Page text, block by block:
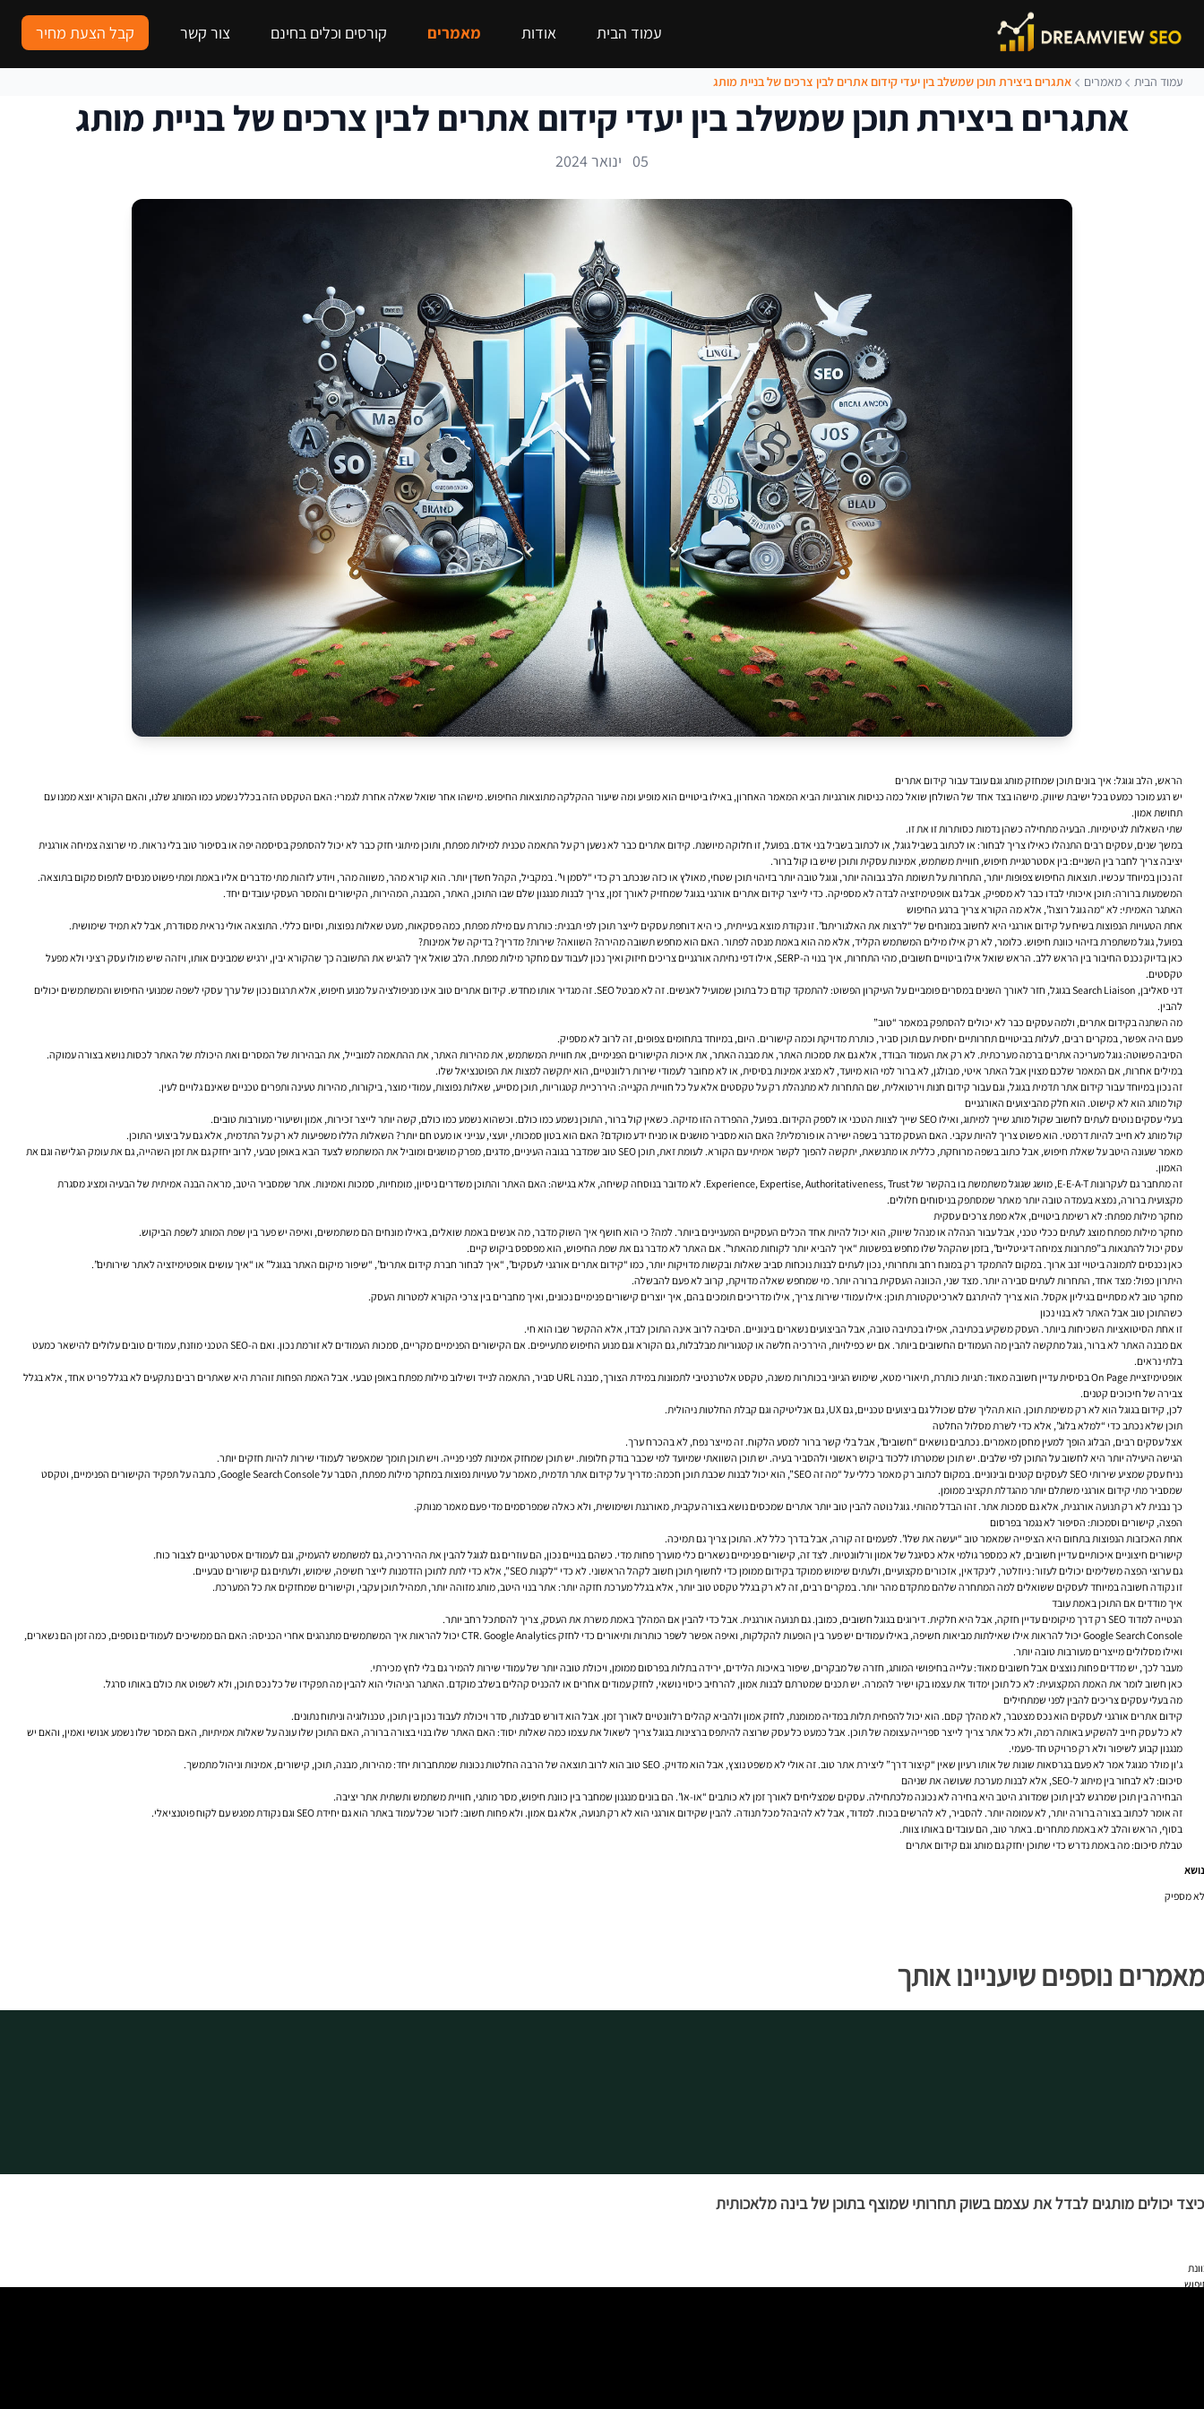
עמוד הבית אודות מאמרים קורסים וכלים בחינם צור קשר קבל הצעת מחיר
עמוד הבית מאמרים אתגרים ביצירת תוכן שמשלב בין יעדי קידום אתרים לבין צרכים של בניית מותג
אתגרים ביצירת תוכן שמשלב בין יעדי קידום אתרים לבין צרכים של בניית מותג
05 ינואר 2024
הראש, הלב וגוגל: איך בונים תוכן שמחזק מותג וגם עובד עבור קידום אתרים
יש רגע מוכר כמעט בכל ישיבת שיווק. מישהו בצד אחד של השולחן שואל כמה כניסות אורגניות הביא המאמר האחרון, באילו ביטויים הוא מופיע ומה שיעור ההקלקה מתוצאות החיפוש. מישהו אחר שואל שאלה אחרת לגמרי: האם הטקסט הזה בכלל נשמע כמו המותג שלנו, והאם הקורא יוצא ממנו עם
תחושת אמון.
שתי השאלות לגיטימיות. הבעיה מתחילה כשהן נדמות כסותרות זו את זו.
במשך שנים, עסקים רבים התנהלו כאילו צריך לבחור: או לכתוב בשביל גוגל, או לכתוב בשביל בני אדם. בפועל, זו חלוקה מיושנת. קידום אתרים כבר לא נשען רק על התאמה טכנית למילות מפתח, ותוכן מיתוגי חזק כבר לא יכול להסתפק בסיסמה יפה או בסיפור טוב בלי נראות. מי שרוצה צמיחה אורגנית
יציבה צריך לחבר בין השניים: בין אסטרטגיית חיפוש, חוויית משתמש, אמינות עסקית ותוכן שיש בו קול ברור.
זה נכון במיוחד עכשיו. תוצאות החיפוש צפופות יותר, התחרות על תשומת הלב גבוהה יותר, וגוגל טובה יותר בזיהוי תוכן שטחי, מאולץ או כזה שנכתב רק כדי “לסמן וי”. במקביל, הקהל חשדן יותר. הוא קורא מהר, משווה מהר, ויודע לזהות מתי מדברים אליו באמת ומתי פשוט מנסים לתפוס מקום בתוצאה.
המשמעות ברורה: תוכן איכותי לבדו כבר לא מספיק, אבל גם אופטימיזציה לבדה לא מספיקה. כדי לייצר קידום אתרים אורגני בגוגל שמחזיק לאורך זמן, צריך לבנות מנגנון שלם שבו התוכן, האתר, המבנה, המהירות, הקישורים והמסר העסקי עובדים יחד.
האתגר האמיתי: לא “מה גוגל רוצה”, אלא מה הקורא צריך ברגע החיפוש
אחת הטעויות הנפוצות בשיח על קידום אורגני היא לחשוב במונחים של “לרצות את האלגוריתם”. זו נקודת מוצא בעייתית, כי היא דוחפת עסקים לייצר תוכן לפי תבנית: כותרת עם מילת מפתח, כמה פסקאות, מעט שאלות נפוצות, וסיום כללי. התוצאה אולי נראית מסודרת, אבל לא תמיד שימושית.
בפועל, גוגל משתפרת בזיהוי כוונת חיפוש. כלומר, לא רק אילו מילים המשתמש הקליד, אלא מה הוא באמת מנסה לפתור. האם הוא מחפש תשובה מהירה? השוואה? שירות? מדריך? בדיקה של אמינות?
כאן בדיוק נכנס החיבור בין הראש ללב. הראש שואל אילו ביטויים חשובים, מהי התחרות, איך בנוי ה-SERP, אילו דפי נחיתה אורגניים צריכים חיזוק ואיך נכון לעבוד עם מחקר מילות מפתח. הלב שואל איך להגיש את התשובה כך שהקורא יבין, ירגיש שמבינים אותו, ויזהה שיש מולו עסק רציני ולא מפעל
טקסטים.
דני סאליבן, Search Liaison בגוגל, חזר לאורך השנים במסרים פומביים על העיקרון הפשוט: להתמקד קודם כל בתוכן שמועיל לאנשים. זה לא מבטל SEO. זה מגדיר אותו מחדש. קידום אתרים טוב אינו מניפולציה על מנוע חיפוש, אלא תרגום נכון של ערך עסקי לשפה שמנועי החיפוש והמשתמשים יכולים
להבין.
מה השתנה בקידום אתרים, ולמה עסקים כבר לא יכולים להסתפק במאמר “טוב”
פעם היה אפשר, במקרים רבים, לעלות בביטויים תחרותיים יחסית עם תוכן סביר, כותרת מדויקת וכמה קישורים. היום, במיוחד בתחומים צפופים, זה לרוב לא מספיק.
הסיבה פשוטה: גוגל מעריכה אתרים ברמה מערכתית. לא רק את העמוד הבודד, אלא גם את סמכות האתר, את מבנה האתר, את איכות הקישורים הפנימיים, את חוויית המשתמש, את מהירות האתר, את ההתאמה למובייל, את הבהירות של המסרים ואת היכולת של האתר לכסות נושא בצורה עמוקה.
במילים אחרות, אם המאמר שלכם מצוין אבל האתר איטי, מבולגן, לא ברור למי הוא מיועד, לא מציג אמינות בסיסית, או לא מחובר לעמודי שירות רלוונטיים, הוא יתקשה למצות את הפוטנציאל שלו.
זה נכון במיוחד עבור קידום אתר תדמית בגוגל, וגם עבור קידום חנות וירטואלית, שם התחרות לא מתנהלת רק על טקסטים אלא על כל חוויית הקנייה: היררכיית קטגוריות, תוכן מסייע, שאלות נפוצות, עמודי מוצר, ביקורות, מהירות טעינה ותפרים טכניים שאינם גלויים לעין.
קול מותג הוא לא קישוט. הוא חלק מהביצועים האורגניים
בעלי עסקים נוטים לעתים לחשוב שקול מותג שייך למיתוג, ואילו SEO שייך לצוות הטכני או לספק הקידום. בפועל, ההפרדה הזו מזיקה. כשאין קול ברור, התוכן נשמע כמו כולם. וכשהוא נשמע כמו כולם, קשה יותר לייצר זכירות, אמון ושיעורי מעורבות טובים.
קול מותג לא חייב להיות דרמטי. הוא פשוט צריך להיות עקבי. האם העסק מדבר בשפה ישירה או פורמלית? האם הוא מסביר מושגים או מניח ידע מוקדם? האם הוא בטון סמכותי, יועצי, ענייני או מעט חם יותר? השאלות הללו משפיעות לא רק על התדמית, אלא גם על ביצועי התוכן.
מאמר שעונה היטב על שאלת חיפוש, אבל כתוב בשפה מרוחקת, כללית או מתנשאת, יתקשה להפוך לקשר אמיתי עם הקורא. לעומת זאת, תוכן SEO טוב שמדבר בגובה העיניים, מדגים, מפרק מושגים ומוביל את המשתמש לצעד הבא באופן טבעי, לרוב יחזק גם את זמן השהייה, גם את עומק הגלישה וגם את
האמון.
זה מתחבר גם לעקרונות E-E-A-T, מושג שגוגל משתמשת בו בהקשר של Experience, Expertise, Authoritativeness, Trust. לא מדובר בנוסחה קשיחה, אלא בגישה: האם האתר והתוכן משדרים ניסיון, מומחיות, סמכות ואמינות. אתר שמסביר היטב, מראה הבנה אמיתית של הבעיה ומציג מסגרת
מקצועית ברורה, נמצא בעמדה טובה יותר מאתר שמסתפק בניסוחים חלולים.
מחקר מילות מפתח: לא רשימת ביטויים, אלא מפת צרכים עסקית
מחקר מילות מפתח מוצג לעתים ככלי טכני, אבל עבור הנהלה או מנהל שיווק, הוא יכול להיות אחד הכלים העסקיים המעניינים ביותר. למה? כי הוא חושף איך השוק מדבר, מה אנשים באמת שואלים, באילו מונחים הם משתמשים, ואיפה יש פער בין שפת המותג לשפת הביקוש.
עסק יכול להתגאות ב”פתרונות צמיחה דיגיטליים”, בזמן שהקהל שלו מחפש בפשטות “איך להביא יותר לקוחות מהאתר”. אם האתר לא מדבר גם את שפת החיפוש, הוא מפספס ביקוש קיים.
כאן נכנסים לתמונה ביטויי זנב ארוך. במקום להתמקד רק במונח רחב ותחרותי, נכון לעתים לבנות נוכחות סביב שאלות ובקשות מדויקות יותר, כמו “קידום אתרים אורגני לעסקים”, “איך לבחור חברת קידום אתרים”, “שיפור מיקום האתר בגוגל” או “איך עושים אופטימיזציה לאתר שירותים”.
היתרון כפול: מצד אחד, התחרות לעתים סבירה יותר. מצד שני, הכוונה העסקית ברורה יותר. מי שמחפש שאלה מדויקת, קרוב לא פעם להבשלה.
מחקר טוב לא מסתיים בגיליון אקסל. הוא צריך להיתרגם לארכיטקטורת תוכן: אילו עמודי שירות צריך, אילו מדריכים תומכים בהם, איך יוצרים קישורים פנימיים נכונים, ואיך מחברים בין צרכי הקורא למטרות העסק.
כשהתוכן טוב אבל האתר לא בנוי נכון
זו אחת הסיטואציות השכיחות ביותר. העסק משקיע בכתיבה, אפילו בכתיבה טובה, אבל הביצועים נשארים בינוניים. הסיבה לרוב אינה התוכן לבדו, אלא ההקשר שבו הוא חי.
אם מבנה האתר לא ברור, גוגל מתקשה להבין מה העמודים החשובים ביותר. אם יש כפילויות, היררכיה חלשה או קטגוריות מבלבלות, גם הקורא וגם מנוע החיפוש מתעייפים. אם הקישורים הפנימיים מקריים, סמכות העמודים לא זורמת נכון. ואם ה-SEO הטכני מוזנח, עמודים טובים עלולים להישאר כמעט
בלתי נראים.
אופטימיזציית On Page בסיסית עדיין חשובה מאוד: תגיות כותרת, תיאורי מטא, שימוש הגיוני בכותרות משנה, טקסט אלטרנטיבי לתמונות במידת הצורך, מבנה URL סביר, התאמה לנייד ושילוב מילות מפתח באופן טבעי. אבל האמת הפחות זוהרת היא שאתרים רבים נתקעים לא בגלל פריט אחד, אלא בגלל
צבירה של חיכוכים קטנים.
לכן, קידום בגוגל הוא לא רק משימת תוכן. הוא תהליך שלם שכולל גם ביצועים טכניים, גם UX, גם אנליטיקה וגם קבלת החלטות ניהולית.
תוכן שלא נכתב כדי “למלא בלוג”, אלא כדי לשרת מסלול החלטה
אצל עסקים רבים, הבלוג הופך למעין מחסן מאמרים. נכתבים נושאים “חשובים”, אבל בלי קשר ברור למסע הלקוח. זה מייצר נפח, לא בהכרח ערך.
הגישה היעילה יותר היא לחשוב על התוכן לפי שלבים. יש תוכן שמטרתו ללכוד ביקוש ראשוני ולהסביר בעיה. יש תוכן השוואתי שמיועד למי שכבר בודק חלופות. יש תוכן שמחזק אמינות לפני פנייה. ויש תוכן תומך שמאפשר לעמודי שירות להיות חזקים יותר.
נניח עסק שמציע שירותי SEO לעסקים קטנים ובינוניים. במקום לכתוב רק מאמר כללי על “מה זה SEO”, הוא יכול לבנות שכבת תוכן חכמה: מדריך על קידום אתר תדמית, מאמר על טעויות נפוצות במחקר מילות מפתח, הסבר על Google Search Console, כתבה על תפקיד הקישורים הפנימיים, וטקסט
שמסביר מתי קידום אורגני משתלם יותר מהגדלת תקציב ממומן.
כך נבנית לא רק תנועה אורגנית, אלא גם סמכות אתר. זהו הבדל מהותי. גוגל נוטה להבין טוב יותר אתרים שמכסים נושא בצורה עקבית, מאורגנת ושימושית, ולא כאלה שמפרסמים מדי פעם מאמר מנותק.
הפצה, קישורים וסמכות: הסיפור לא נגמר בפרסום
אחת האכזבות הנפוצות בתחום היא הציפייה שמאמר טוב “יעשה את שלו”. לפעמים זה קורה, אבל בדרך כלל לא. התוכן צריך גם תמיכה.
קישורים חיצוניים איכותיים עדיין חשובים, לא כמספר גולמי אלא כסיגנל של אמון ורלוונטיות. לצד זה, קישורים פנימיים נשארים כלי מוערך פחות מדי. כשהם בנויים נכון, הם עוזרים גם לגוגל להבין את ההיררכיה, גם למשתמש להעמיק, וגם לעמודים אסטרטגיים לצבור כוח.
גם ערוצי הפצה משלימים יכולים לעזור: ניוזלטר, לינקדאין, אזכורים מקצועיים, ולעתים שימוש ממוקד בקידום ממומן כדי לחשוף תוכן חשוב לקהל הראשוני. לא כדי “לקנות SEO”, אלא כדי לתת לתוכן הזדמנות לייצר חשיפה, שימוש, ולעתים גם קישורים טבעיים.
זו נקודה חשובה במיוחד לעסקים ששואלים למה המתחרה שלהם מתקדם מהר יותר. במקרים רבים, זה לא רק בגלל טקסט טוב יותר, אלא בגלל מערכת חזקה יותר: אתר בנוי היטב, מותג מזוהה יותר, תמהיל תוכן עקבי, וקישורים שמחזקים את כל המערכת.
איך מודדים אם התוכן באמת עובד
הנטייה למדוד SEO רק דרך מיקומים עדיין חזקה, אבל היא חלקית. דירוגים בגוגל חשובים, כמובן. גם תנועה אורגנית. אבל כדי להבין אם המהלך באמת משרת את העסק, צריך להסתכל רחב יותר.
Google Search Console יכול להראות אילו שאילתות מביאות חשיפה, באילו עמודים יש פער בין הופעות להקלקות, ואיפה אפשר לשפר כותרות ותיאורים כדי לחזק CTR. Google Analytics יכול להראות איך המשתמשים מתנהגים אחרי הכניסה: האם הם ממשיכים לעמודים נוספים, כמה זמן הם נשארים,
ואילו מסלולים מייצרים מעורבות טובה יותר.
מעבר לכך, יש מדדים פחות נוצצים אבל חשובים מאוד: עלייה בחיפושי המותג, חזרה של מבקרים, שיפור באיכות הלידים, ירידה בתלות בפרסום ממומן, ויכולת טובה יותר של עמודי שירות להמיר גם בלי לחץ מכירתי.
כאן חשוב לומר את האמת המקצועית: לא כל תוכן ימדוד את עצמו בקו ישיר להמרה. יש תכנים שמטרתם לבנות אמון, להרחיב כיסוי נושאי, לחזק עמודים אחרים או להכניס קהלים בשלב מוקדם. האתגר הניהולי הוא להבין מה תפקידו של כל נכס תוכן, ולא לשפוט את כולם באותו סרגל.
מה בעלי עסקים צריכים להבין לפני שמתחילים
קידום אתרים אורגני לעסקים הוא נכס מצטבר, לא מהלך קסם. הוא יכול להפחית תלות במדיה ממומנת, לחזק אמון ולהביא קהלים רלוונטיים לאורך זמן. אבל הוא דורש סבלנות, סדר ויכולת לעבוד נכון בין תוכן, טכנולוגיה וניתוח נתונים.
לא כל עסק חייב להשקיע באותה רמה, ולא כל אתר צריך לייצר ספרייה עצומה של תוכן. אבל כמעט כל עסק שרוצה להיתפס ברצינות בגוגל צריך לשאול את עצמו כמה שאלות יסוד: האם האתר שלו בנוי בצורה ברורה, האם התוכן שלו עונה על שאלות אמיתיות, האם המסר שלו נשמע אנושי ואמין, והאם יש
מנגנון קבוע לשיפור ולא רק פרויקט חד-פעמי.
ג'ון מולר מגוגל אמר לא פעם בגרסאות שונות של אותו רעיון שאין “קיצור דרך” ליצירת אתר טוב. זה אולי לא משפט נוצץ, אבל הוא מדויק. SEO טוב הוא לרוב תוצאה של הרבה החלטות נכונות שמתחברות יחד: מהירות, מבנה, תוכן, קישורים, אמינות וניהול מתמשך.
סיכום: לא לבחור בין מיתוג ל-SEO, אלא לבנות מערכת שעושה את שניהם
הבחירה בין תוכן שמרגש לבין תוכן שמדורג היטב היא בחירה לא נכונה מלכתחילה. עסקים שמצליחים לאורך זמן לא כותבים “או-או”. הם בונים מנגנון שמחבר בין כוונת חיפוש, מסר מותגי, חוויית משתמש ותשתית אתר יציבה.
זה אומר לכתוב בצורה ברורה יותר, לא עמומה יותר. להסביר, לא להרשים בכוח. למדוד, אבל לא להיבהל מכל תנודה. להבין שקידום אורגני הוא לא רק תנועה, אלא גם אמון. ולא פחות חשוב: לזכור שכל עמוד באתר הוא גם יחידת SEO וגם נקודת מפגש עם לקוח פוטנציאלי.
בסוף, הראש והלב לא באמת מתחרים. באתר טוב, הם עובדים באותו צוות.
טבלת סיכום: מה באמת נדרש כדי שתוכן יחזק גם מותג וגם קידום אתרים
נושא
לא מספיק
מאמרים נוספים שיעניינו אותך
כיצד יכולים מותגים לבדל את עצמם בשוק תחרותי שמוצף בתוכן של בינה מלאכותית